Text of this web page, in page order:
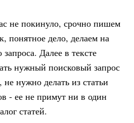
не покинуло, срочно пишем
понятное дело, делаем на
Далее в тексте
нужный поисковый запрос
не нужно делать из статьи
- ее не примут ни в один
статей.